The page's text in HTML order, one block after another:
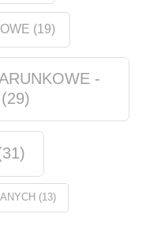
(19)
-
(13)